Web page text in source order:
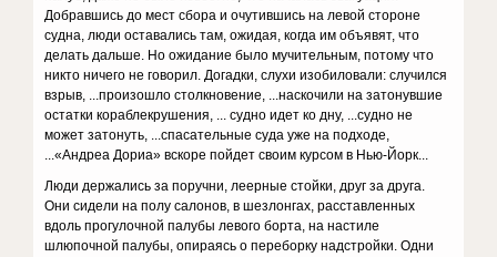
Добравшись до мест сбора и очутившись на левой стороне
судна, люди оставались там, ожидая, когда им объявят, что
делать дальше. Но ожидание было мучительным, потому что
никто ничего не говорил. Догадки, слухи изобиловали: случился
взрыв, ...произошло столкновение, ...наскочили на затонувшие
остатки кораблекрушения, ... судно идет ко дну, ...судно не
может затонуть, ...спасательные суда уже на подходе,
...«Андреа Дориа» вскоре пойдет своим курсом в Нью-Йорк...
Люди держались за поручни, леерные стойки, друг за друга.
Они сидели на полу салонов, в шезлонгах, расставленных
вдоль прогулочной палубы левого борта, на настиле
шлюпочной палубы, опираясь о переборку надстройки. Одни